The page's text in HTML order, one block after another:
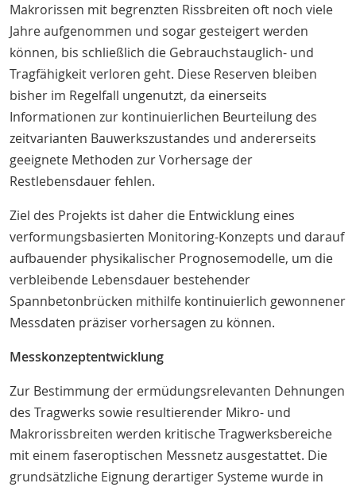
Makrorissen mit begrenzten Rissbreiten oft noch viele
Jahre aufgenommen und sogar gesteigert werden
können, bis schließlich die Gebrauchstauglich- und
Tragfähigkeit verloren geht. Diese Reserven bleiben
bisher im Regelfall ungenutzt, da einerseits
Informationen zur kontinuierlichen Beurteilung des
zeitvarianten Bauwerkszustandes und andererseits
geeignete Methoden zur Vorhersage der
Restlebensdauer fehlen.
Ziel des Projekts ist daher die Entwicklung eines
verformungsbasierten Monitoring-Konzepts und darauf
aufbauender physikalischer Prognosemodelle, um die
verbleibende Lebensdauer bestehender
Spannbetonbrücken mithilfe kontinuierlich gewonnener
Messdaten präziser vorhersagen zu können.
Messkonzeptentwicklung
Zur Bestimmung der ermüdungsrelevanten Dehnungen
des Tragwerks sowie resultierender Mikro- und
Makrorissbreiten werden kritische Tragwerksbereiche
mit einem faseroptischen Messnetz ausgestattet. Die
grundsätzliche Eignung derartiger Systeme wurde in